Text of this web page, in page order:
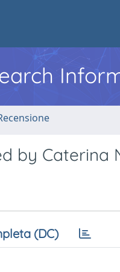
by Caterina
(DC)